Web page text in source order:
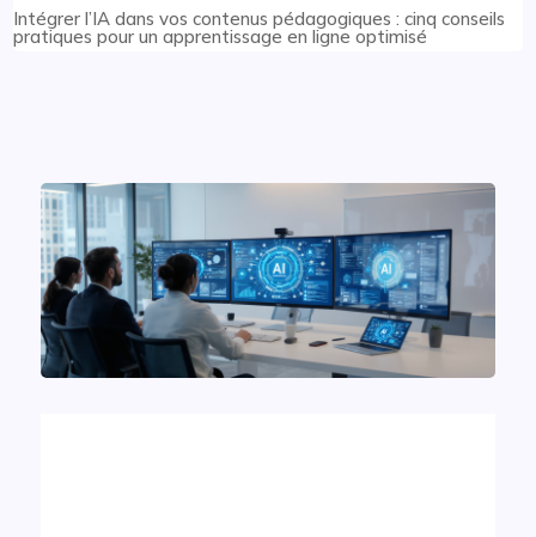
Intégrer l’IA dans vos contenus pédagogiques : cinq conseils
pratiques pour un apprentissage en ligne optimisé